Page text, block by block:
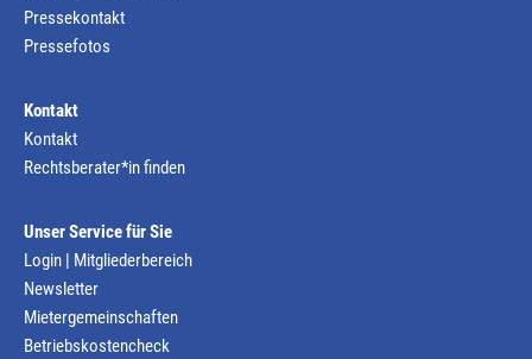
Pressekontakt
Pressefotos
Kontakt
Kontakt
Rechtsberater*in finden
Unser Service für Sie
Login | Mitgliederbereich
Newsletter
Mietergemeinschaften
Betriebskostencheck